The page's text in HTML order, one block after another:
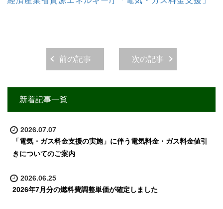
前の記事 次の記事
新着記事一覧
2026.07.07
「電気・ガス料金支援の実施」に伴う電気料金・ガス料金値引
きについてのご案内
2026.06.25
2026年7月分の燃料費調整単価が確定しました